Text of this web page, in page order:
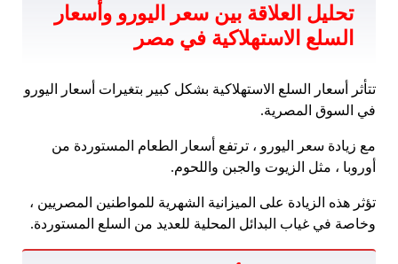
تحليل العلاقة بين سعر اليورو وأسعار
السلع الاستهلاكية في مصر
تتأثر أسعار السلع الاستهلاكية بشكل كبير بتغيرات أسعار اليورو
في السوق المصرية.
مع زيادة سعر اليورو ، ترتفع أسعار الطعام المستوردة من
أوروبا ، مثل الزيوت والجبن واللحوم.
تؤثر هذه الزيادة على الميزانية الشهرية للمواطنين المصريين ،
وخاصة في غياب البدائل المحلية للعديد من السلع المستوردة.